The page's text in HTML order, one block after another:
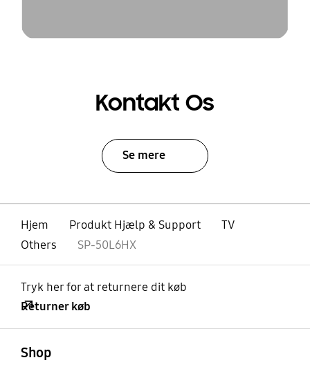
Kontakt Os
Se mere
Hjem Produkt Hjælp & Support
TV
Others
SP-50L6HX
Tryk her for at returnere dit køb
Returner køb
Shop